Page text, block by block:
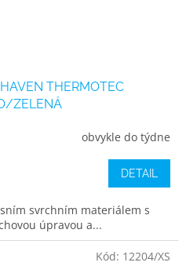
THERMOTEC
ZELENÁ
obvykle do týdne
DETAIL
svrchním materiálem s
úpravou a...
Kód: 12204/XS